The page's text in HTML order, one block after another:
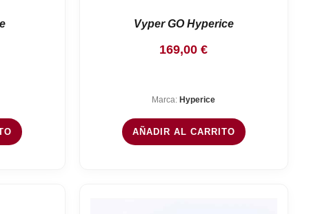
Vyper GO Hyperice
169,00€
Marca: Hyperice
AÑADIR AL CARRITO